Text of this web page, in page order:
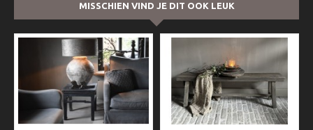
MISSCHIEN VIND JE DIT OOK LEUK